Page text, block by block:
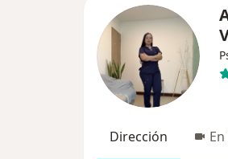
Dirección